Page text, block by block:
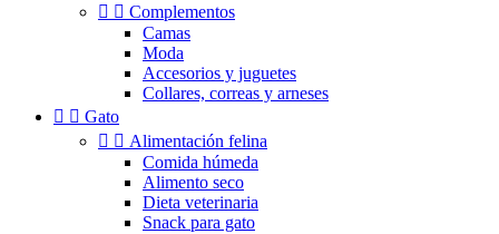
  Complementos
Camas
Moda
Accesorios y juguetes
Collares, correas y arneses
  Gato
  Alimentación felina
Comida húmeda
Alimento seco
Dieta veterinaria
Snack para gato